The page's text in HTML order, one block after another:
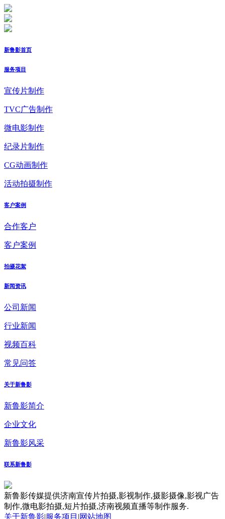
新鲁影首页
服务项目
宣传片制作
TVC广告制作
微电影制作
纪录片制作
CG动画制作
活动拍摄制作
客户案例
合作客户
客户案例
拍摄花絮
新闻资讯
公司新闻
行业新闻
视频百科
常见问答
关于新鲁影
新鲁影简介
企业文化
新鲁影风采
联系新鲁影
新鲁影传媒提供济南宣传片拍摄,影视制作,摄影摄像,影视广告
制作,微电影拍摄,短片拍摄,济南视频直播等制作服务.
关于新鲁影|服务项目 |网站地图